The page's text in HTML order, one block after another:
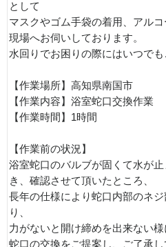
として
マスクやゴム手袋の着用、アル
現場へお伺いしております。
水回りでお困りの際にはいつでも
【作業場所】高知県南国市
【作業内容】浴室蛇口交換作業
【作業時間】1時間
【作業前の状況】
浴室蛇口のバルブが固くて水が
き、確認させて頂いたところ、
長年の仕様により蛇口内部のネ
り、
力がないと開け締めを出来ない様
蛇口の交換をご提案し、ご了承